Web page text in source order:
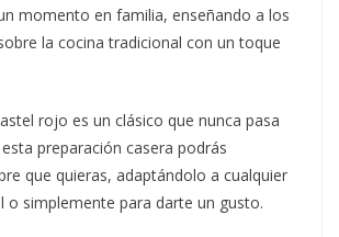
momento en familia, enseñando a los
la cocina tradicional con un toque
rojo es un clásico que nunca pasa
preparación casera podrás
que quieras, adaptándolo a cualquier
o simplemente para darte un gusto.